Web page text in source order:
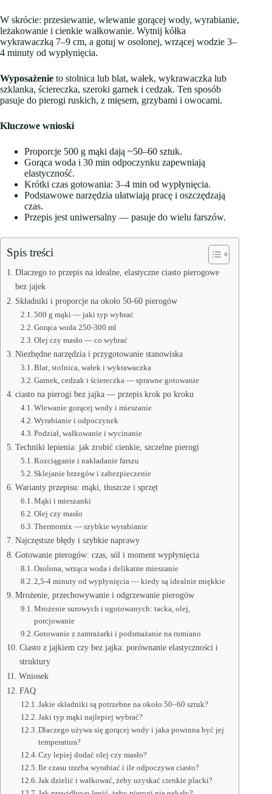
W skrócie: przesiewanie, wlewanie gorącej wody, wyrabianie,
leżakowanie i cienkie wałkowanie. Wytnij kółka
wykrawaczką 7–9 cm, a gotuj w osolonej, wrzącej wodzie 3–
4 minuty od wypłynięcia.
Wyposażenie to stolnica lub blat, wałek, wykrawaczka lub
szklanka, ściereczka, szeroki garnek i cedzak. Ten sposób
pasuje do pierogi ruskich, z mięsem, grzybami i owocami.
Kluczowe wnioski
Proporcje 500 g mąki dają ~50–60 sztuk.
Gorąca woda i 30 min odpoczynku zapewniają
elastyczność.
Krótki czas gotowania: 3–4 min od wypłynięcia.
Podstawowe narzędzia ułatwiają pracę i oszczędzają
czas.
Przepis jest uniwersalny — pasuje do wielu farszów.
Spis treści
Dlaczego to przepis na idealne, elastyczne ciasto pierogowe
bez jajek
Składniki i proporcje na około 50-60 pierogów
500 g mąki — jaki typ wybrać
Gorąca woda 250-300 ml
Olej czy masło — co wybrać
Niezbędne narzędzia i przygotowanie stanowiska
Blat, stolnica, wałek i wykrawaczka
Garnek, cedzak i ściereczka — sprawne gotowanie
ciasto na pierogi bez jajka — przepis krok po kroku
Wlewanie gorącej wody i mieszanie
Wyrabianie i odpoczynek
Podział, wałkowanie i wycinanie
Techniki lepienia: jak zrobić cienkie, szczelne pierogi
Rozciąganie i nakładanie farszu
Sklejanie brzegów i zabezpieczenie
Warianty przepisu: mąki, tłuszcze i sprzęt
Mąki i mieszanki
Olej czy masło
Thermomix — szybkie wyrabianie
Najczęstsze błędy i szybkie naprawy
Gotowanie pierogów: czas, sól i moment wypłynięcia
Osolona, wrząca woda i delikatne mieszanie
2,5-4 minuty od wypłynięcia — kiedy są idealnie miękkie
Mrożenie, przechowywanie i odgrzewanie pierogów
Mrożenie surowych i ugotowanych: tacka, olej,
porcjowanie
Gotowanie z zamrażarki i podsmażanie na rumiano
Ciasto z jajkiem czy bez jajka: porównanie elastyczności i
struktury
Wniosek
FAQ
Jakie składniki są potrzebne na około 50–60 sztuk?
Jaki typ mąki najlepiej wybrać?
Dlaczego używa się gorącej wody i jaka powinna być jej
temperatura?
Czy lepiej dodać olej czy masło?
Ile czasu trzeba wyrabiać i ile odpoczywa ciasto?
Jak dzielić i wałkować, żeby uzyskać cienkie placki?